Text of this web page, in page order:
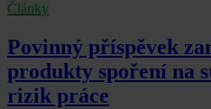
Články
Povinný příspěvek
produkty spoření na
rizik práce